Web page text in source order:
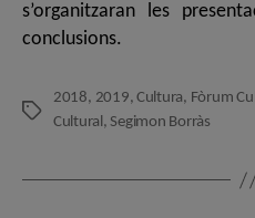
s’organitzaran les
conclusions.
Etiquetes
2018, 2019, Cultura, Fòrum
Cultural, Segimon Borràs